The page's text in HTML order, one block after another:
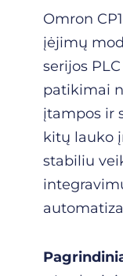
Omron
įėjimų
serijos
patikimai
įtampos ir
kitų lauko
stabiliu